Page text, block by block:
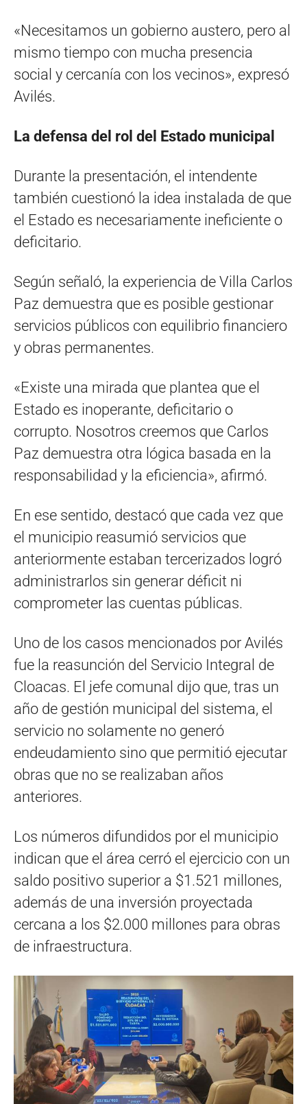
«Necesitamos un gobierno austero, pero al
mismo tiempo con mucha presencia
social y cercanía con los vecinos», expresó
Avilés.
La defensa del rol del Estado municipal
Durante la presentación, el intendente
también cuestionó la idea instalada de que
el Estado es necesariamente ineficiente o
deficitario.
Según señaló, la experiencia de Villa Carlos
Paz demuestra que es posible gestionar
servicios públicos con equilibrio financiero
y obras permanentes.
«Existe una mirada que plantea que el
Estado es inoperante, deficitario o
corrupto. Nosotros creemos que Carlos
Paz demuestra otra lógica basada en la
responsabilidad y la eficiencia», afirmó.
En ese sentido, destacó que cada vez que
el municipio reasumió servicios que
anteriormente estaban tercerizados logró
administrarlos sin generar déficit ni
comprometer las cuentas públicas.
Uno de los casos mencionados por Avilés
fue la reasunción del Servicio Integral de
Cloacas. El jefe comunal dijo que, tras un
año de gestión municipal del sistema, el
servicio no solamente no generó
endeudamiento sino que permitió ejecutar
obras que no se realizaban años
anteriores.
Los números difundidos por el municipio
indican que el área cerró el ejercicio con un
saldo positivo superior a $1.521 millones,
además de una inversión proyectada
cercana a los $2.000 millones para obras
de infraestructura.